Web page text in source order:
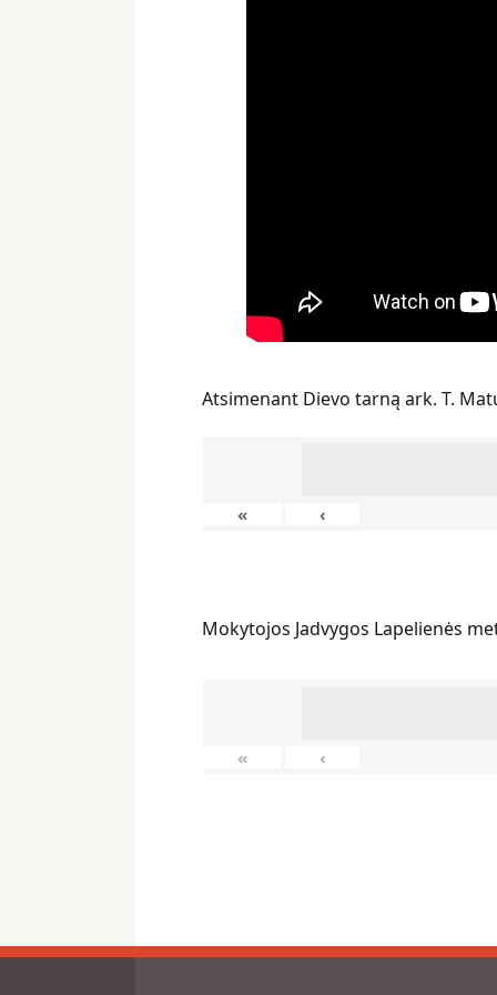
Atsimenant Dievo tarną ark. T.
« ‹
Mokytojos Jadvygos Lapelienės
« ‹